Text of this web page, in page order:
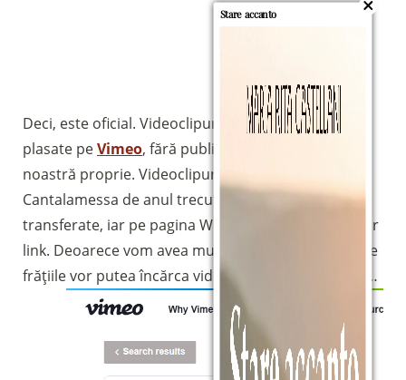
Deci, este oficial. Videoclipurile Comunității vor fi
plasate peVimeo, fără publicitate și cu pagina
noastră proprie. Videoclipurile lui Raniero
Cantalamessa de anul trecut vor fi de asemenea
transferate, iar pe pagina WebTV va exista un singur
link. Deoarece vom avea mult mai mult spațiu, toate
frățiile vor putea încărca videoclipuri semnificative…
Stare accanto